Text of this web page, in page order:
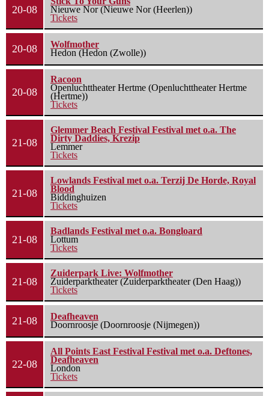
20-08
Nieuwe Nor (Nieuwe Nor (Heerlen))
Tickets
20-08
Wolfmother
Hedon (Hedon (Zwolle))
20-08
Racoon
Openluchttheater Hertme (Openluchttheater Hertme
(Hertme))
Tickets
21-08
Glemmer Beach Festival Festival met o.a. The
Dirty Daddies, Krezip
Lemmer
Tickets
21-08
Lowlands Festival met o.a. Terzij De Horde, Royal
Blood
Biddinghuizen
Tickets
21-08
Badlands Festival met o.a. Bongloard
Lottum
Tickets
21-08
Zuiderpark Live: Wolfmother
Zuiderparktheater (Zuiderparktheater (Den Haag))
Tickets
21-08
Deafheaven
Doornroosje (Doornroosje (Nijmegen))
22-08
All Points East Festival Festival met o.a. Deftones,
Deafheaven
London
Tickets